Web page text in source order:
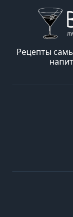
Рецепты